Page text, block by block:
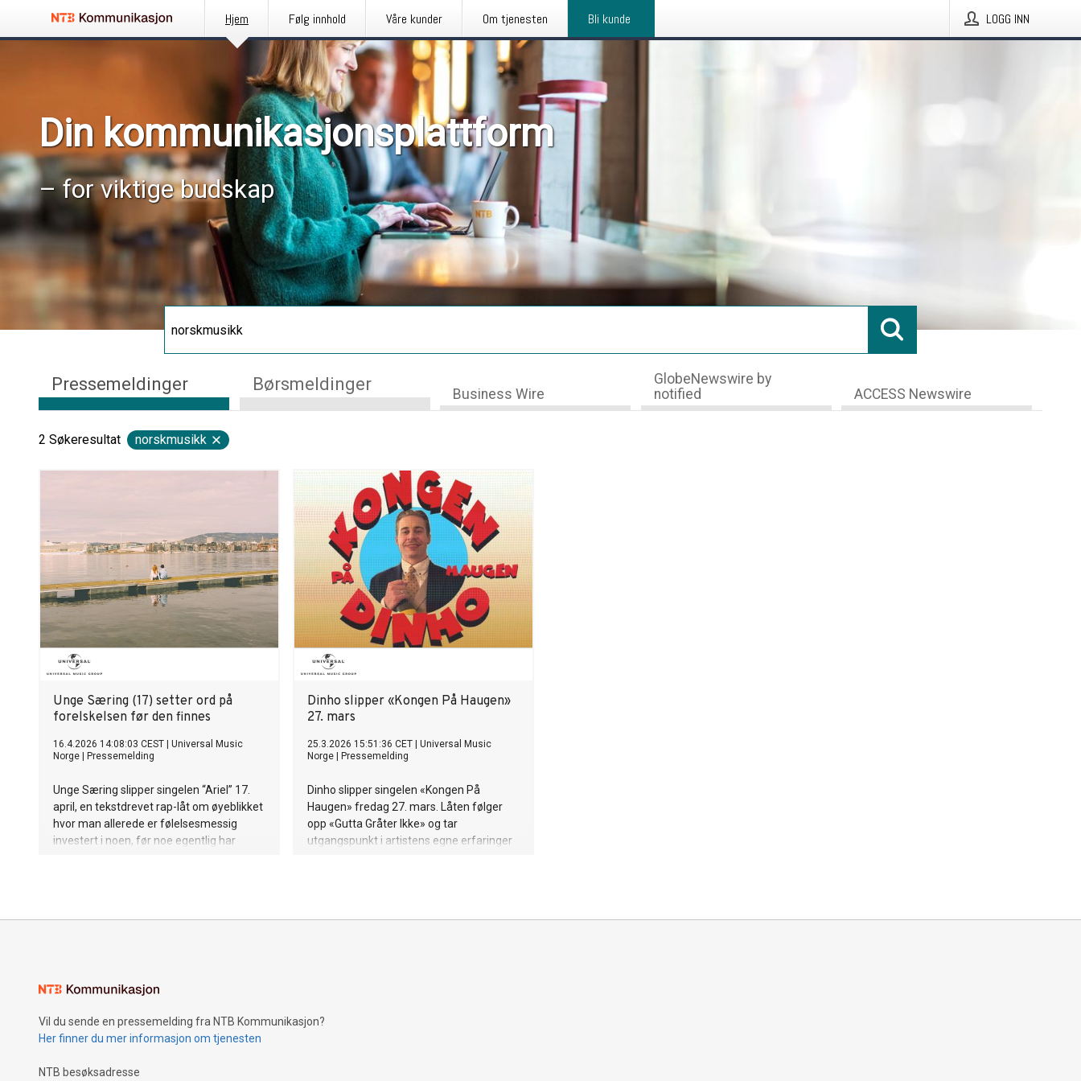
Hjem Følg innhold Våre kunder Om tjenesten Bli kunde LOGG INN
Din kommunikasjonsplattform
– for viktige budskap
Pressemeldinger Børsmeldinger Business Wire
GlobeNewswire by
notified
ACCESS Newswire
2 Søkeresultat norskmusikk
Unge Særing (17) setter ord på
forelskelsen før den finnes
16.4.2026 14:08:03 CEST
Universal Music
Norge
Pressemelding
Unge Særing slipper singelen “Ariel” 17.
april, en tekstdrevet rap-låt om øyeblikket
hvor man allerede er følelsesmessig
investert i noen, før noe egentlig har
Dinho slipper «Kongen På Haugen»
27. mars
25.3.2026 15:51:36 CET
Universal Music
Norge
Pressemelding
Dinho slipper singelen «Kongen På
Haugen» fredag 27. mars. Låten følger
opp «Gutta Gråter Ikke» og tar
utgangspunkt i artistens egne erfaringer
Vil du sende en pressemelding fra NTB Kommunikasjon?
Her finner du mer informasjon om tjenesten
NTB besøksadresse